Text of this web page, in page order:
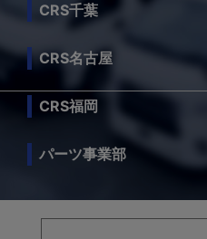
CRS千葉
CRS名古屋
CRS福岡
パーツ事業部